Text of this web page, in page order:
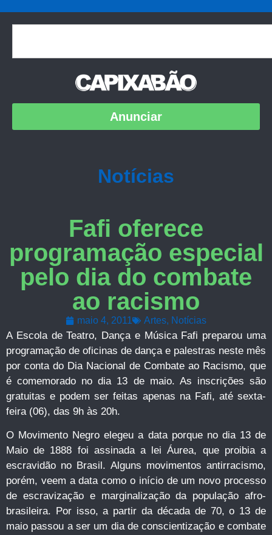
Anunciar
Notícias
Fafi oferece
programação especial
pelo dia do combate
ao racismo
maio 4, 2011 Artes, Notícias
A Escola de Teatro, Dança e Música Fafi preparou uma
programação de oficinas de dança e palestras neste mês
por conta do Dia Nacional de Combate ao Racismo, que
é comemorado no dia 13 de maio. As inscrições são
gratuitas e podem ser feitas apenas na Fafi, até sexta-
feira (06), das 9h às 20h.
O Movimento Negro elegeu a data porque no dia 13 de
Maio de 1888 foi assinada a lei Áurea, que proibia a
escravidão no Brasil. Alguns movimentos antirracismo,
porém, veem a data como o início de um novo processo
de escravização e marginalização da população afro-
brasileira. Por isso, a partir da década de 70, o 13 de
maio passou a ser um dia de conscientização e combate